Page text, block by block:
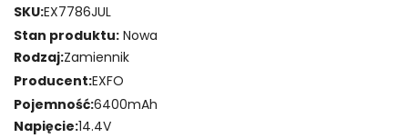
SKU:EX7786JUL
Stan produktu: Nowa
Rodzaj:Zamiennik
Producent:EXFO
Pojemność:6400mAh
Napięcie:14.4V